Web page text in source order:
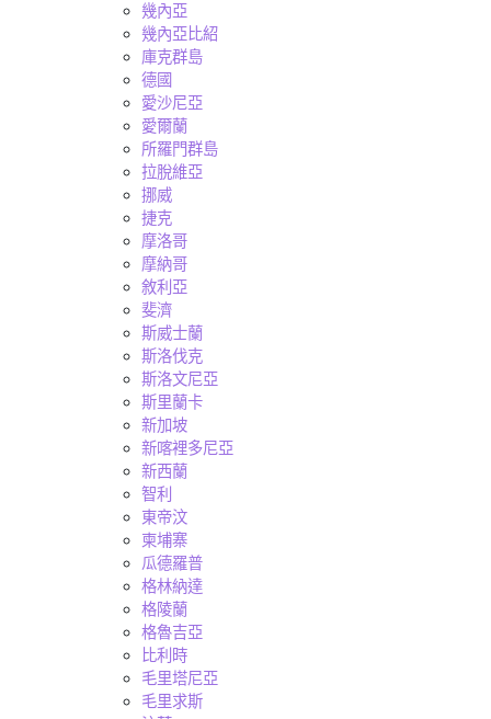
幾內亞
幾內亞比紹
庫克群島
德國
愛沙尼亞
愛爾蘭
所羅門群島
拉脫維亞
挪威
捷克
摩洛哥
摩納哥
敘利亞
斐濟
斯威士蘭
斯洛伐克
斯洛文尼亞
斯里蘭卡
新加坡
新喀裡多尼亞
新西蘭
智利
東帝汶
柬埔寨
瓜德羅普
格林納達
格陵蘭
格魯吉亞
比利時
毛里塔尼亞
毛里求斯